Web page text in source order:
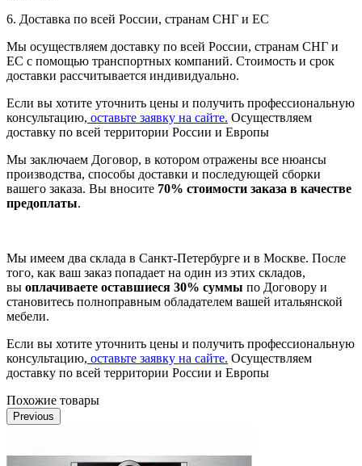
6. Доставка по всей России, странам СНГ и ЕС
Мы осуществляем доставку по всей России, странам СНГ и
ЕС с помощью транспортных компаний. Стоимость и срок
доставки рассчитывается индивидуально.
Если вы хотите уточнить цены и получить профессиональную
консультацию, оставьте заявку на сайте. Осуществляем
доставку по всей территории России и Европы
Мы заключаем Договор, в котором отражены все нюансы
производства, способы доставки и последующей сборки
вашего заказа. Вы вносите 70% стоимости заказа в качестве
предоплаты.
Мы имеем два склада в Санкт-Петербурге и в Москве. После
того, как ваш заказ попадает на один из этих складов,
вы оплачиваете оставшиеся 30% суммы по Договору и
становитесь полноправным обладателем вашей итальянской
мебели.
Если вы хотите уточнить цены и получить профессиональную
консультацию, оставьте заявку на сайте. Осуществляем
доставку по всей территории России и Европы
Похожие товары
Previous